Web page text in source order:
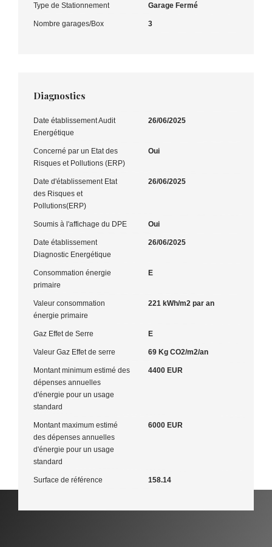
Type de Stationnement Garage Fermé
Nombre garages/Box 3
Diagnostics
Date établissement Audit
Energétique
26/06/2025
Concerné par un Etat des
Risques et Pollutions (ERP)
Oui
Date d'établissement Etat
des Risques et
Pollutions(ERP)
26/06/2025
Soumis à l'affichage du DPE Oui
Date établissement
Diagnostic Energétique
26/06/2025
Consommation énergie
primaire
E
Valeur consommation
énergie primaire
221 kWh/m2 par an
Gaz Effet de Serre E
Valeur Gaz Effet de serre 69 Kg CO2/m2/an
Montant minimum estimé des
dépenses annuelles
d'énergie pour un usage
standard
4400 EUR
Montant maximum estimé
des dépenses annuelles
d'énergie pour un usage
standard
6000 EUR
Surface de référence 158.14